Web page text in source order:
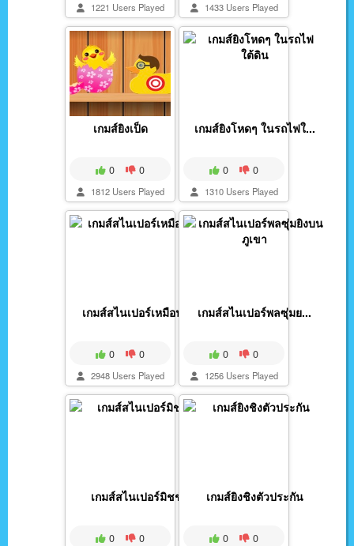
1221 Users Played 1433 Users Played
เกมส์ยิงเป็ด
0 0
1812 Users Played
เกมส์ยิงโหดๆ ในรถไฟใ...
0 0
1310 Users Played
เกมส์สไนเปอร์เหมือนจ...
0 0
2948 Users Played
เกมส์สไนเปอร์พลซุ่มย...
0 0
1256 Users Played
เกมส์สไนเปอร์มิชชั่น
0 0
เกมส์ยิงชิงตัวประกัน
0 0